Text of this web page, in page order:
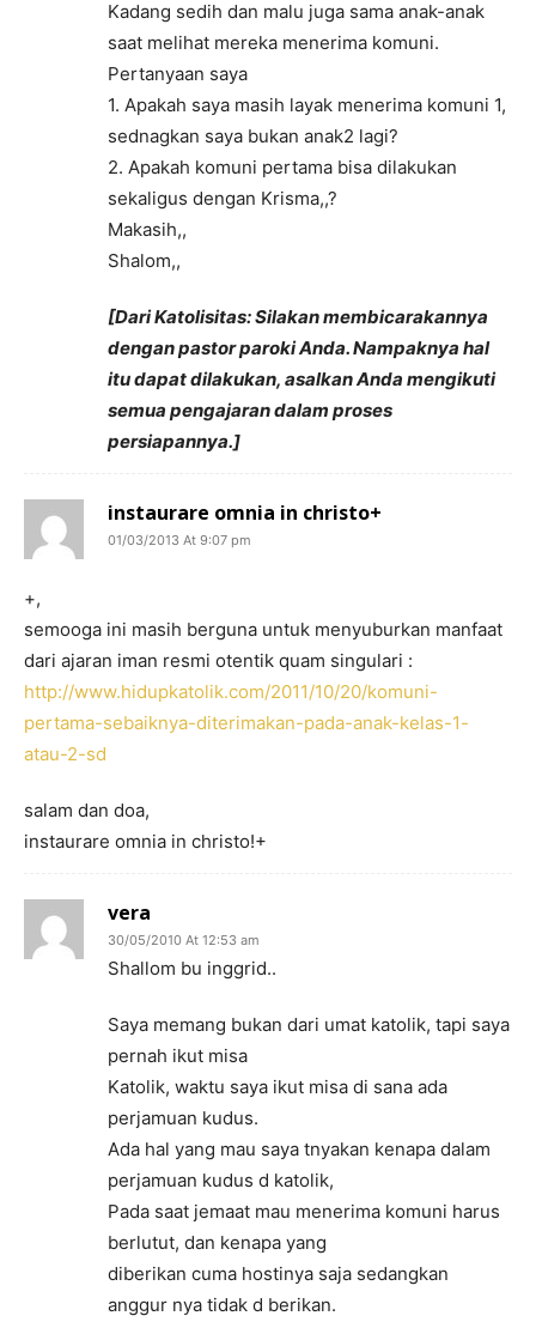
Kadang sedih dan malu juga sama anak-anak
saat melihat mereka menerima komuni.
Pertanyaan saya
1. Apakah saya masih layak menerima komuni 1,
sednagkan saya bukan anak2 lagi?
2. Apakah komuni pertama bisa dilakukan
sekaligus dengan Krisma,,?
Makasih,,
Shalom,,
[Dari Katolisitas: Silakan membicarakannya
dengan pastor paroki Anda. Nampaknya hal
itu dapat dilakukan, asalkan Anda mengikuti
semua pengajaran dalam proses
persiapannya.]
instaurare omnia in christo+
01/03/2013 At 9:07 pm
+,
semooga ini masih berguna untuk menyuburkan manfaat
dari ajaran iman resmi otentik quam singulari :
http://www.hidupkatolik.com/2011/10/20/komuni-
pertama-sebaiknya-diterimakan-pada-anak-kelas-1-
atau-2-sd
salam dan doa,
instaurare omnia in christo!+
vera
30/05/2010 At 12:53 am
Shallom bu inggrid..
Saya memang bukan dari umat katolik, tapi saya
pernah ikut misa
Katolik, waktu saya ikut misa di sana ada
perjamuan kudus.
Ada hal yang mau saya tnyakan kenapa dalam
perjamuan kudus d katolik,
Pada saat jemaat mau menerima komuni harus
berlutut, dan kenapa yang
diberikan cuma hostinya saja sedangkan
anggur nya tidak d berikan.